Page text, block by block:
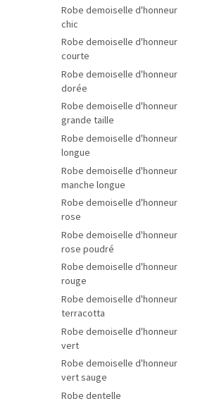
Robe demoiselle d'honneur
chic
Robe demoiselle d'honneur
courte
Robe demoiselle d'honneur
dorée
Robe demoiselle d'honneur
grande taille
Robe demoiselle d'honneur
longue
Robe demoiselle d'honneur
manche longue
Robe demoiselle d'honneur
rose
Robe demoiselle d'honneur
rose poudré
Robe demoiselle d'honneur
rouge
Robe demoiselle d'honneur
terracotta
Robe demoiselle d'honneur
vert
Robe demoiselle d'honneur
vert sauge
Robe dentelle